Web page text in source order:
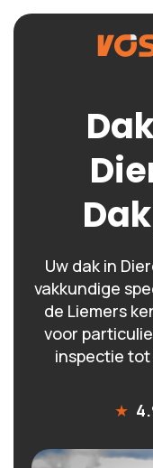
Uw dak in
vakkundige
de Liemers
voor
inspectie
★